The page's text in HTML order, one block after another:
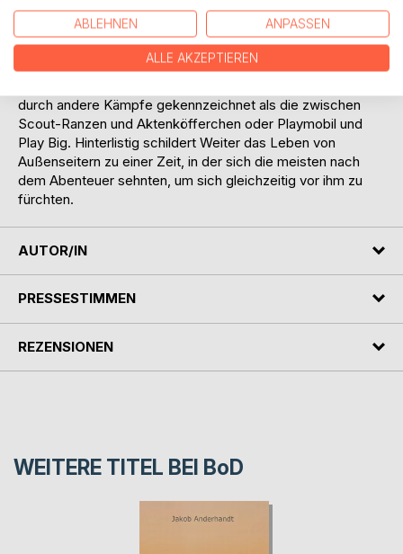
verboten war? Wie schlägt man sich durch die Pubertät,
wenn man zu denen gehört, die immer schon Schauspieler
oder Schriftsteller werden wollten?
durch andere Kämpfe gekennzeichnet als die zwischen
Scout-Ranzen und Aktenköfferchen oder Playmobil und
Play Big. Hinterlistig schildert Weiter das Leben von
Außenseitern zu einer Zeit, in der sich die meisten nach
dem Abenteuer sehnten, um sich gleichzeitig vor ihm zu
fürchten.
AUTOR/IN
PRESSESTIMMEN
REZENSIONEN
WEITERE TITEL BEI BoD
ABLEHNEN ANPASSEN
ALLE AKZEPTIEREN